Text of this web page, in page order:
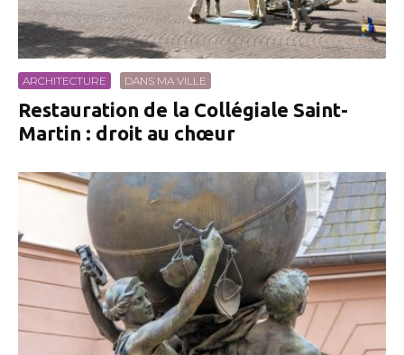
ARCHITECTURE DANS MA VILLE
Restauration de la Collégiale Saint-
Martin : droit au chœur